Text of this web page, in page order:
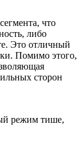
что
либо
Это отличный
Помимо этого,
сторон
режим тише,